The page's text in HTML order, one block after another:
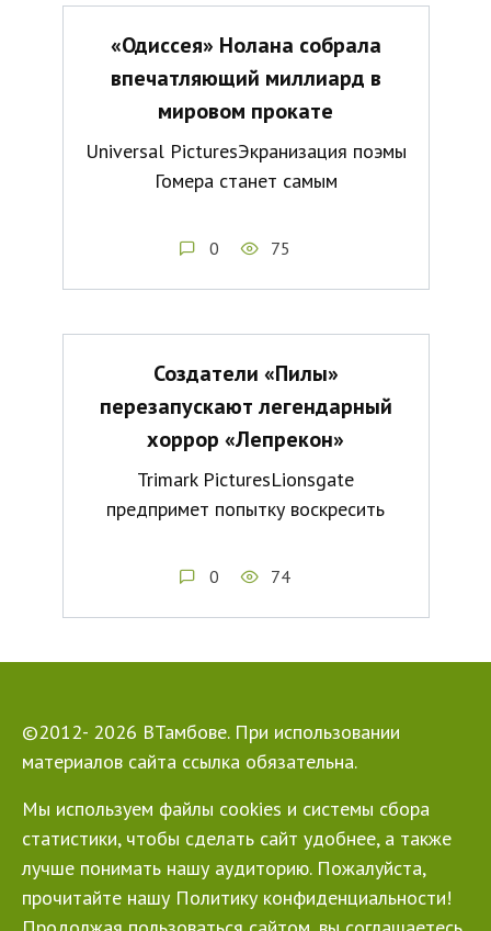
«Одиссея» Нолана собрала
впечатляющий миллиард в
мировом прокате
Universal PicturesЭкранизация поэмы
Гомера станет самым
0 75
Создатели «Пилы»
перезапускают легендарный
хоррор «Лепрекон»
Trimark PicturesLionsgate
предпримет попытку воскресить
0 74
©2012- 2026 ВТамбове. При использовании
материалов сайта ссылка обязательна.
Мы используем файлы cookies и системы сбора
статистики, чтобы сделать сайт удобнее, а также
лучше понимать нашу аудиторию. Пожалуйста,
прочитайте нашу Политику конфиденциальности!